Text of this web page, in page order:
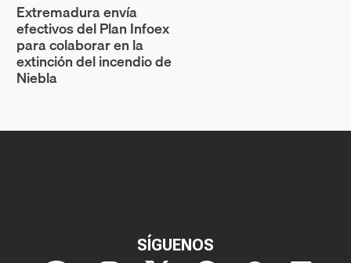
Extremadura envía
efectivos del Plan Infoex
para colaborar en la
extinción del incendio de
Niebla
SÍGUENOS